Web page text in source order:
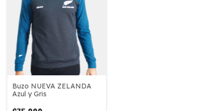
Buzo NUEVA ZELANDA
Azul y Gris